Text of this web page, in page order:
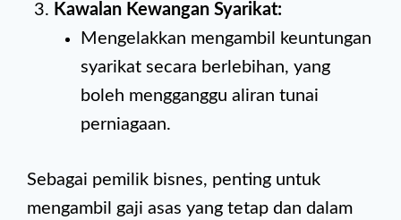
Kawalan Kewangan Syarikat:
Mengelakkan mengambil keuntungan
syarikat secara berlebihan, yang
boleh mengganggu aliran tunai
perniagaan.
Sebagai pemilik bisnes, penting untuk
mengambil gaji asas yang tetap dan dalam